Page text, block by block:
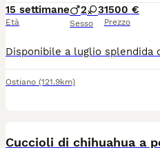
15 settimane
Età
2 3
Sesso
1500 €
Prezzo
Ostiano (121.9km)